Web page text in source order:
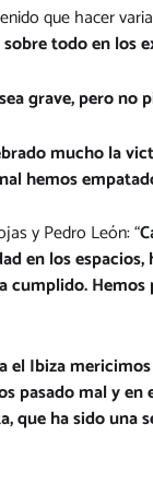
que hacer
todo en los
grave, pero no
mucho la
hemos
y Pedro León: “
en los
el Ibiza
mal y
que ha sido